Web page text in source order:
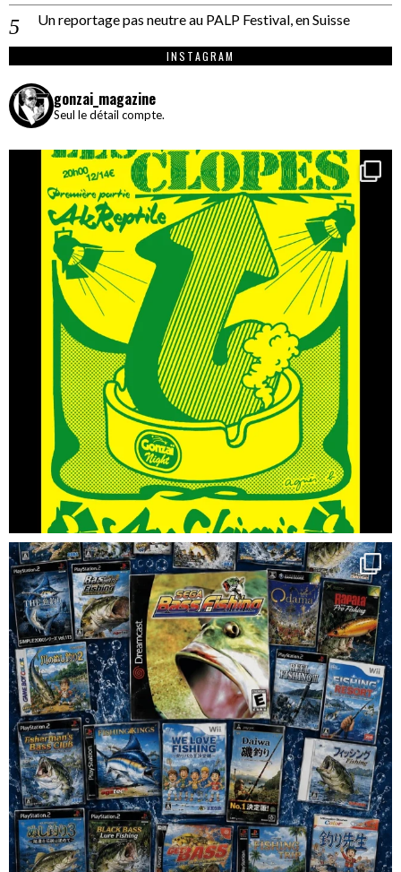
Un reportage pas neutre au PALP Festival, en Suisse
INSTAGRAM
gonzai_magazine
Seul le détail compte.